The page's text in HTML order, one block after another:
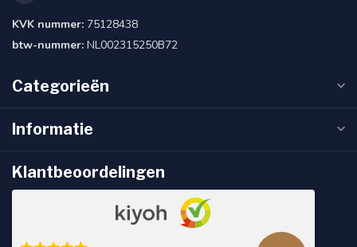
KVK nummer: 75128438
btw-nummer: NL002315250B72
Categorieën
Informatie
Klantbeoordelingen